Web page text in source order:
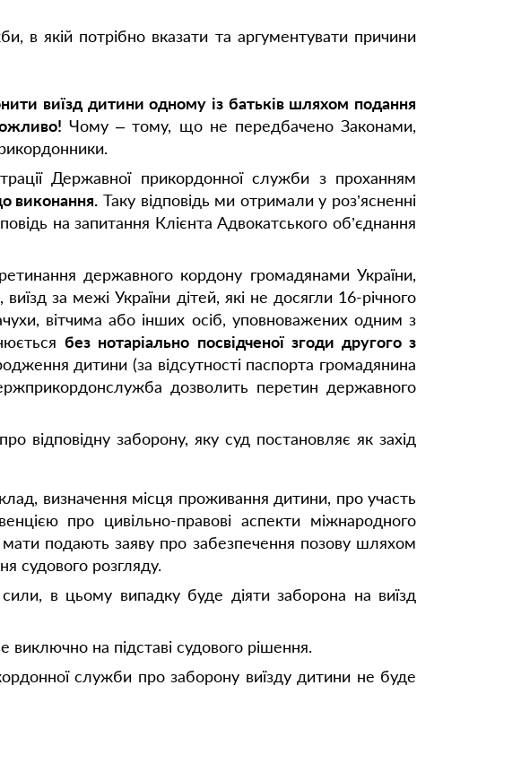
в якій потрібно вказати та аргументувати причини
виїзд дитини одному із батьків шляхом подання
Чому – тому, що не передбачено Законами,
Державної прикордонної служби з проханням
виконання. Таку відповідь ми отримали у роз’ясненні
на запитання Клієнта Адвокатського об’єднання
державного кордону громадянами України,
за межі України дітей, які не досягли 16-річного
вітчима або інших осіб, уповноважених одним з
без нотаріально посвідченої згоди другого з
дитини (за відсутності паспорта громадянина
дозволить перетин державного
відповідну заборону, яку суд постановляє як захід
визначення місця проживання дитини, про участь
про цивільно-правові аспекти міжнародного
подають заяву про забезпечення позову шляхом
судового розгляду.
в цьому випадку буде діяти заборона на виїзд
виключно на підставі судового рішення.
служби про заборону виїзду дитини не буде